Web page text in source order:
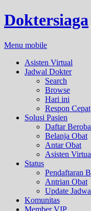
Doktersiaga
Menu mobile
Asisten Virtual
Jadwal Dokter
Search
Browse
Hari ini
Respon Cepat
Solusi Pasien
Daftar
Belanja Obat
Antar Obat
Asisten
Status
Pendaftaran
Antrian Obat
Update
Komunitas
Member VIP